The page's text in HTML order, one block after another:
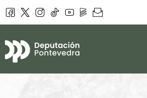
Facebook
Twitter
Instagram
Tik TokYouTube
DepoPlayNewsletter